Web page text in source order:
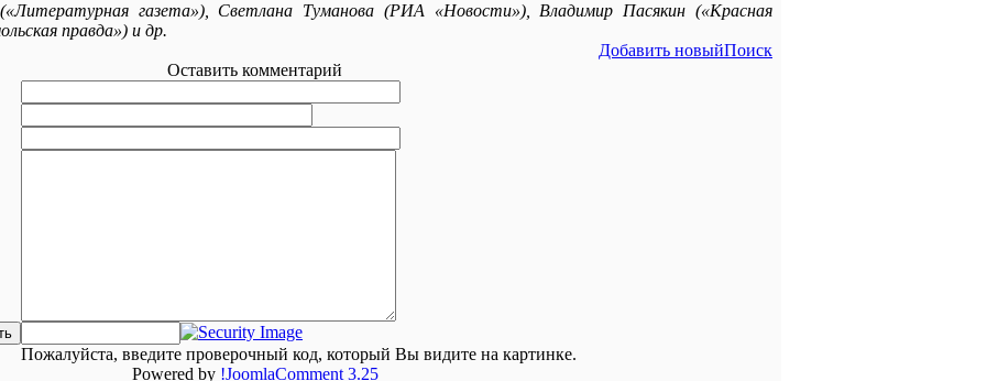
газета»), Светлана Туманова (РИА «Новости»), Владимир Пасякин («Красная
правда») и др.
Добавить новыйПоиск
Оставить комментарий
Пожалуйста, введите проверочный код, который Вы видите на картинке.
Powered by !JoomlaComment 3.25